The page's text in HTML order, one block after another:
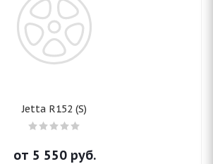
Jetta R152 (S)
от 5 550руб.